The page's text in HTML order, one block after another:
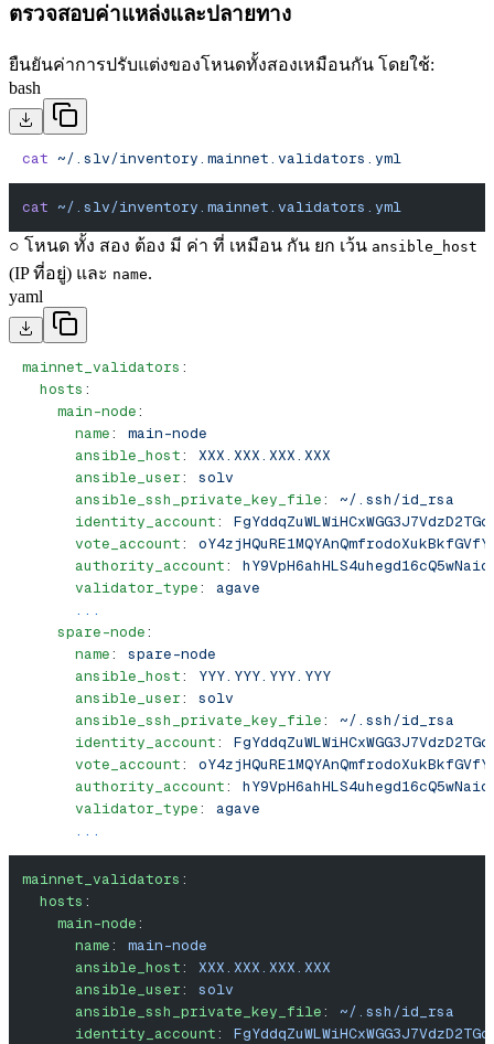
ตรวจสอบค่าแหล่งและปลายทาง
ยืนยันค่าการปรับแต่งของโหนดทั้งสองเหมือนกัน โดยใช้:
bash
cat ~/.slv/inventory.mainnet.validators.yml
cat ~/.slv/inventory.mainnet.validators.yml
○ โหนด ทั้ง สอง ต้อง มี ค่า ที่ เหมือน กัน ยก เว้น ansible_host
(IP ที่อยู่) และ name.
yaml
mainnet_validators :
  hosts
:
    main-node
:
      name
: main-node
      ansible_host
: XXX.XXX.XXX.XXX
      ansible_user
: solv
      ansible_ssh_private_key_file
: ~/.ssh/id_rsa
      identity_account
:
      vote_account
:
      authority_account
:
      validator_type
: agave
      ...
    spare-node
:
      name
: spare-node
      ansible_host
: YYY.YYY.YYY.YYY
      ansible_user
: solv
      ansible_ssh_private_key_file
: ~/.ssh/id_rsa
      identity_account
:
      vote_account
:
      authority_account
:
      validator_type
: agave
      ...
mainnet_validators :
  hosts
:
    main-node
:
      name
: main-node
      ansible_host
: XXX.XXX.XXX.XXX
      ansible_user
: solv
      ansible_ssh_private_key_file
: ~/.ssh/id_rsa
      identity_account
: